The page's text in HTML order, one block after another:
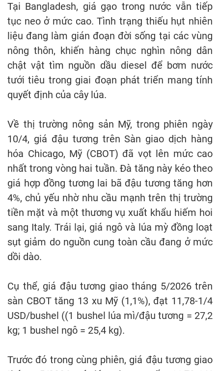
Tại Bangladesh, giá gạo trong nước vẫn tiếp
tục neo ở mức cao. Tình trạng thiếu hụt nhiên
liệu đang làm gián đoạn đời sống tại các vùng
nông thôn, khiến hàng chục nghìn nông dân
chật vật tìm nguồn dầu diesel để bơm nước
tưới tiêu trong giai đoạn phát triển mang tính
quyết định của cây lúa.
Về thị trường nông sản Mỹ, trong phiên ngày
10/4, giá đậu tương trên Sàn giao dịch hàng
hóa Chicago, Mỹ (CBOT) đã vọt lên mức cao
nhất trong vòng hai tuần. Đà tăng này kéo theo
giá hợp đồng tương lai bã đậu tương tăng hơn
4%, chủ yếu nhờ nhu cầu mạnh trên thị trường
tiền mặt và một thương vụ xuất khẩu hiếm hoi
sang Italy. Trái lại, giá ngô và lúa mỳ đồng loạt
sụt giảm do nguồn cung toàn cầu đang ở mức
dồi dào.
Cụ thể, giá đậu tương giao tháng 5/2026 trên
sàn CBOT tăng 13 xu Mỹ (1,1%), đạt 11,78-1/4
USD/bushel ((1 bushel lúa mì/đậu tương = 27,2
kg; 1 bushel ngô = 25,4 kg).
Trước đó trong cùng phiên, giá đậu tương giao